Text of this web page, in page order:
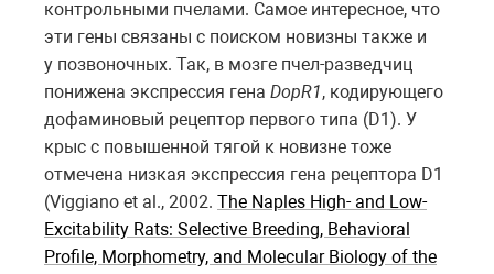
контрольными пчелами. Самое интересное, что
эти гены связаны с поиском новизны также и
у позвоночных. Так, в мозге пчел-разведчиц
понижена экспрессия гена DopR1, кодирующего
дофаминовый рецептор первого типа (D1). У
крыс с повышенной тягой к новизне тоже
отмечена низкая экспрессия гена рецептора D1
(Viggiano et al., 2002. The Naples High- and Low-
Excitability Rats: Selective Breeding, Behavioral
Profile, Morphometry, and Molecular Biology of the